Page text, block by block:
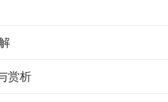
赏析